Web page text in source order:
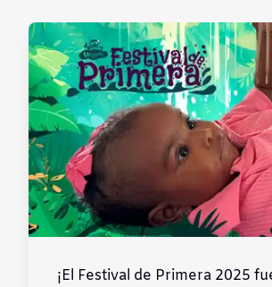
¡El Festival de Primera 2025
Restablecer